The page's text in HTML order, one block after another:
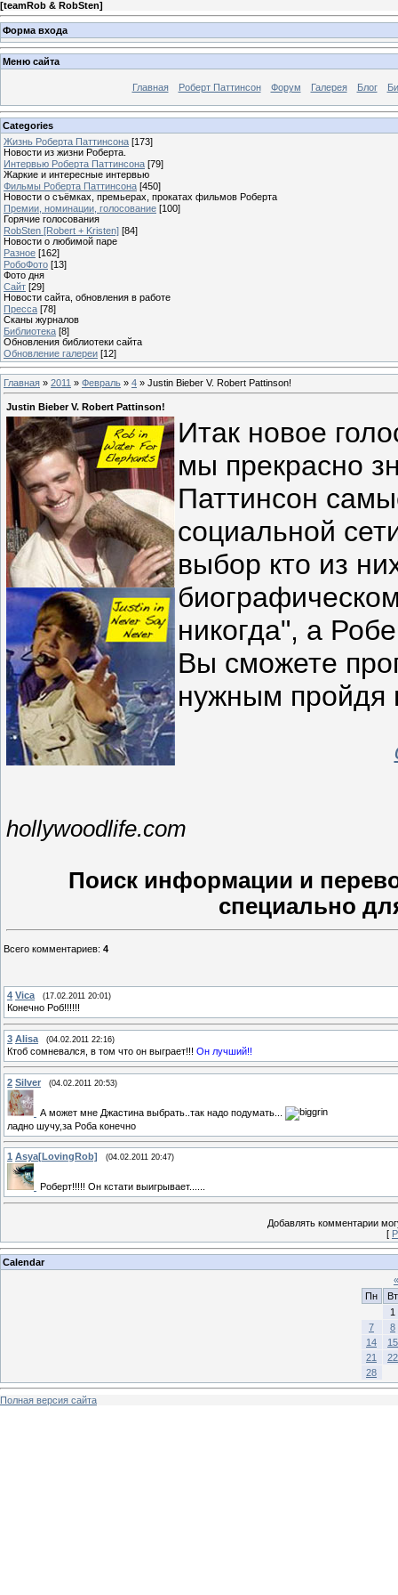
[teamRob & RobSten]
Форма входа
Меню сайта
Главная Роберт Паттинсон Форум Галерея Блог
Categories
Жизнь Роберта Паттинсона [173]
Новости из жизни Роберта.
Интервью Роберта Паттинсона [79]
Жаркие и интересные интервью
Фильмы Роберта Паттинсона [450]
Новости о съёмках, премьерах, прокатах фильмов Роберта
Премии, номинации, голосование [100]
Горячие голосования
RobSten [Robert + Kristen] [84]
Новости о любимой паре
Разное [162]
РобоФото [13]
Фото дня
Сайт [29]
Новости сайта, обновления в работе
Пресса [78]
Сканы журналов
Библиотека [8]
Обновления библиотеки сайта
Обновление галереи [12]
Главная » 2011 » Февраль » 4 » Justin Bieber V. Robert Pattinson!
Justin Bieber V. Robert Pattinson!
Итак новое
мы прекрасно
Паттинсон
социальной
выбор кто из
никогда", а
Вы сможете
нужным пройдя
hollywoodlife.com
Поиск информации и
специально
Всего комментариев: 4
4 Vica (17.02.2011 20:01)
Конечно Роб!!!!!!
3 Alisa (04.02.2011 22:16)
Ктоб сомневался, в том что он выграет!!! Он лучший!!
2 Silver (04.02.2011 20:53)
А может мне Джастина выбрать..так надо подумать...
ладно шучу,за Роба конечно
1 Asya[LovingRob] (04.02.2011 20:47)
Роберт!!!!! Он кстати выигрывает......
Добавлять комментарии
[
Calendar
«
Пн
Вт
1
7
8
14
15
21
22
28
Полная версия сайта